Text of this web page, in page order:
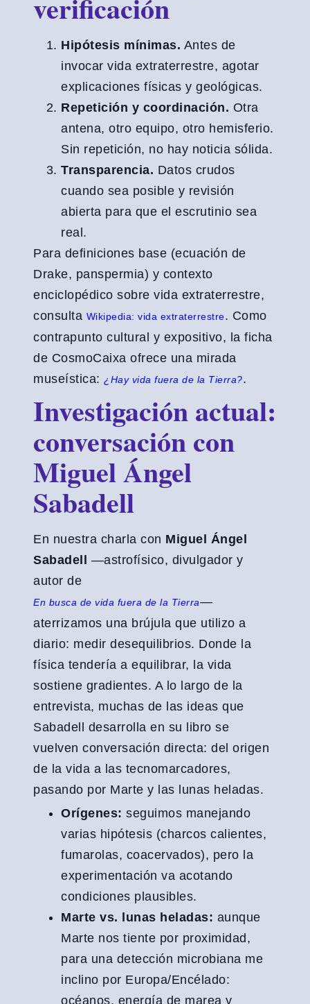
Hipótesis mínimas. Antes de
invocar vida extraterrestre, agotar
explicaciones físicas y geológicas.
Repetición y coordinación. Otra
antena, otro equipo, otro hemisferio.
Sin repetición, no hay noticia sólida.
Transparencia. Datos crudos
cuando sea posible y revisión
abierta para que el escrutinio sea
real.
Para definiciones base (ecuación de
Drake, panspermia) y contexto
enciclopédico sobre vida extraterrestre,
consulta Wikipedia: vida extraterrestre. Como
contrapunto cultural y expositivo, la ficha
de CosmoCaixa ofrece una mirada
museística: ¿Hay vida fuera de la Tierra?.
Investigación actual:
conversación con
Miguel Ángel
Sabadell
En nuestra charla con Miguel Ángel
Sabadell
—astrofísico, divulgador y
autor de
En busca de vida fuera de la Tierra—
aterrizamos una brújula que utilizo a
diario: medir desequilibrios. Donde la
física tendería a equilibrar, la vida
sostiene gradientes. A lo largo de la
entrevista, muchas de las ideas que
Sabadell desarrolla en su libro se
vuelven conversación directa: del origen
de la vida a las tecnomarcadores,
pasando por Marte y las lunas heladas.
Orígenes: seguimos manejando
varias hipótesis (charcos calientes,
fumarolas, coacervados), pero la
experimentación va acotando
condiciones plausibles.
Marte vs. lunas heladas: aunque
Marte nos tiente por proximidad,
para una detección microbiana me
inclino por Europa/Encélado:
océanos, energía de marea y